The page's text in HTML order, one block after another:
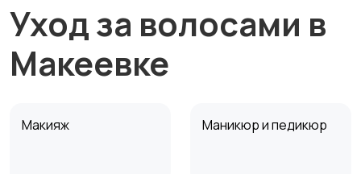
Уход за волосами в
Макеевке
Макияж Маникюр и педикюр